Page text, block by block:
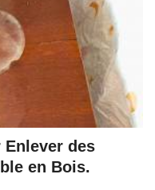
des
en Bois.